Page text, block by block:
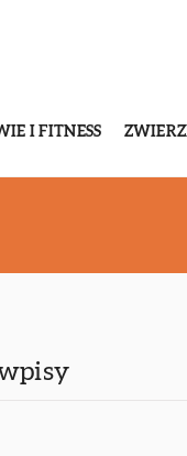
I FITNESS